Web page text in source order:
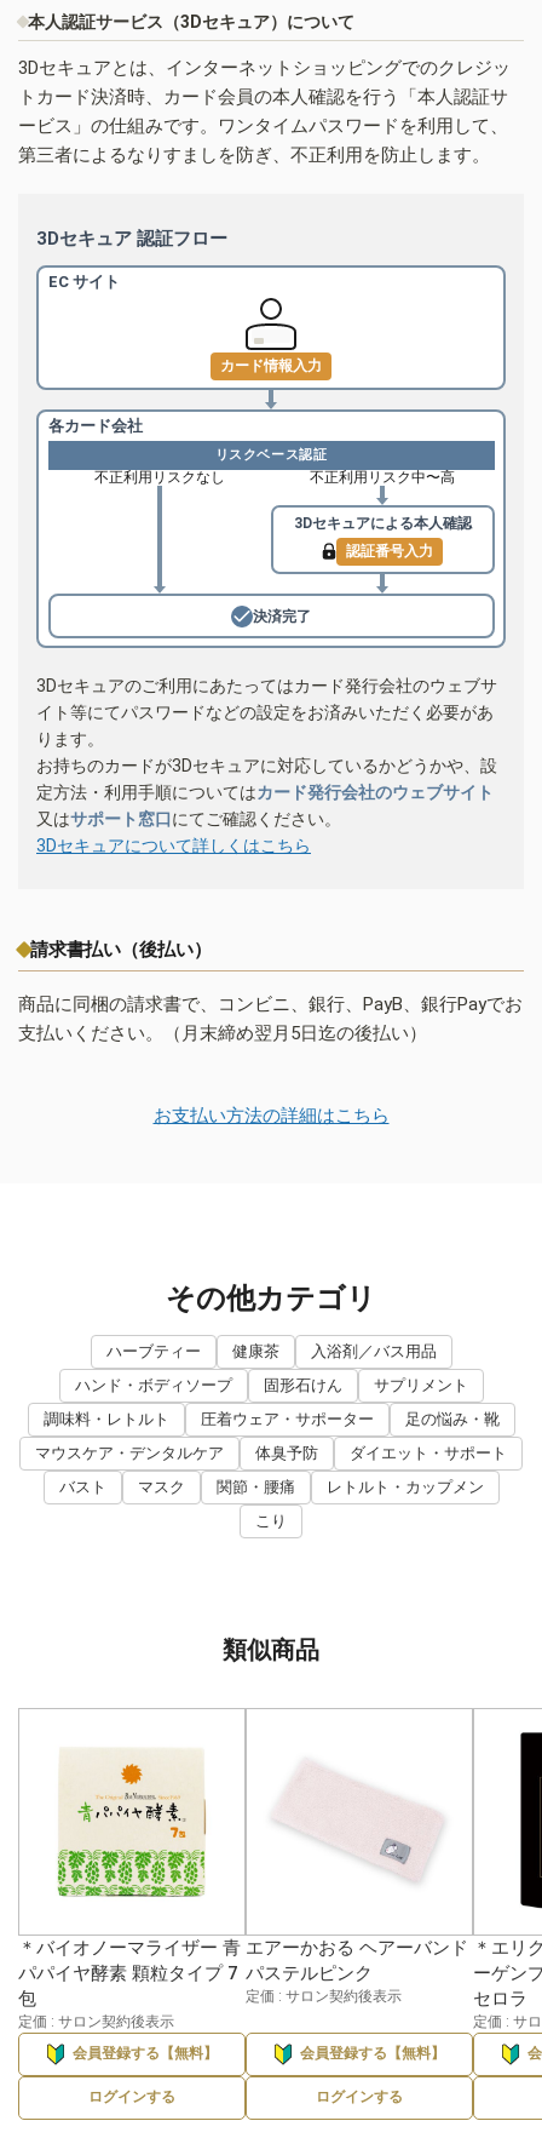
本人認証サービス（3Dセキュア）について
3Dセキュアとは、インターネットショッピングでのクレジッ
トカード決済時、カード会員の本人確認を行う「本人認証サ
ービス」の仕組みです。ワンタイムパスワードを利用して、
第三者によるなりすましを防ぎ、不正利用を防止します。
3Dセキュア 認証フロー
EC サイト
カード情報入力
各カード会社
リスクベース認証
不正利用リスクなし 不正利用リスク中〜高
3Dセキュアによる本人確認
認証番号入力
決済完了
3Dセキュアのご利用にあたってはカード発行会社のウェブサ
イト等にてパスワードなどの設定をお済みいただく必要があ
ります。
お持ちのカードが3Dセキュアに対応しているかどうかや、設
定方法・利用手順についてはカード発行会社のウェブサイト
又はサポート窓口にてご確認ください。
3Dセキュアについて詳しくはこちら
請求書払い（後払い）
商品に同梱の請求書で、コンビニ、銀行、PayB、銀行Payでお
支払いください。（月末締め翌月5日迄の後払い）
お支払い方法の詳細はこちら
その他カテゴリ
ハーブティー 健康茶
入浴剤／バス用品
ハンド・ボディソープ
固形石けん
サプリメント
調味料・レトルト
圧着ウェア・サポーター
足の悩み・靴
マウスケア・デンタルケア
体臭予防
ダイエット・サポート
バスト
マスク 関節・腰痛
レトルト・カップメン
こり
類似商品
＊バイオノーマライザー 青
パパイヤ酵素 顆粒タイプ 7
包
定価 : サロン契約後表示
会員登録する【無料】
ログインする
エアーかおる ヘアーバンド
パステルピンク
定価 : サロン契約後表示
会員登録する【無料】
ログインする
＊エリ
ーゲン
セロラ
定価 : サ